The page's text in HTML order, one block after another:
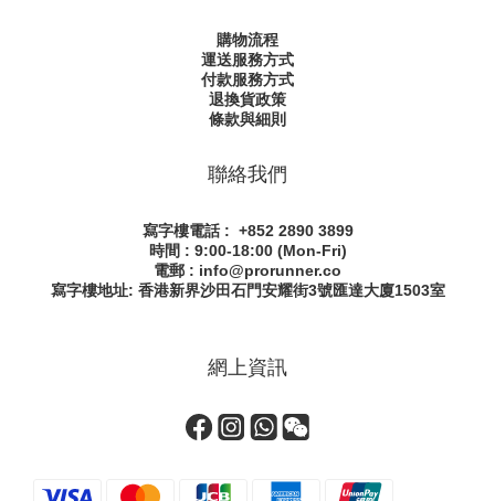
購物流程
運送服務方式
付款服務方式
退換貨政策
條款與細則
聯絡我們
寫字樓電話 : +852 2890 3899
時間 : 9:00-18:00 (Mon-Fri)
電郵 : info@prorunner.co
寫字樓地址: 香港新界沙田石門安耀街3號匯達大廈1503室
網上資訊